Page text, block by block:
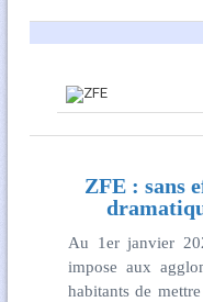
ZFE : sans
Au 1er janvier
impose aux
habitants de